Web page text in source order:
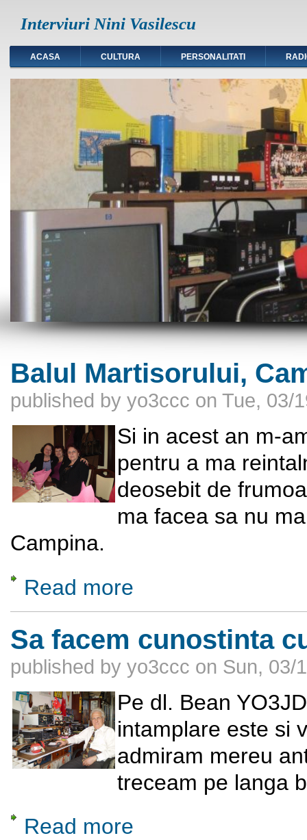
Interviuri Nini Vasilescu
ACASA CULTURA PERSONALITATI
Balul Martisorului,
published by yo3ccc on Tue, 03/
Si in acest an m-
pentru a ma
deosebit de
ma facea sa nu
Campina.
Read more
Sa facem cunostinta
published by yo3ccc on Sun, 03/
Pe dl. Bean
intamplare este si
admiram mereu
treceam pe langa
Read more